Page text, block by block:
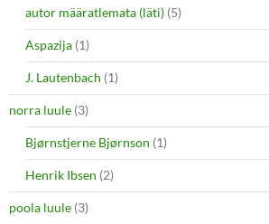
autor määratlemata (läti) (5)
Aspazija (1)
J. Lautenbach (1)
norra luule (3)
Bjørnstjerne Bjørnson (1)
Henrik Ibsen (2)
poola luule (3)